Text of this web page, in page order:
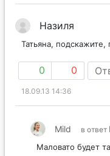
Назиля
Татьяна,
0 0
18.09.13 14:36
Mild в ответ
Маловато будет